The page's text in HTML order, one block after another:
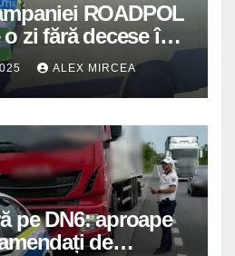
ROADPOL
zi fără decese în
ALEX MIRCEA
pe DN6: aproape
de